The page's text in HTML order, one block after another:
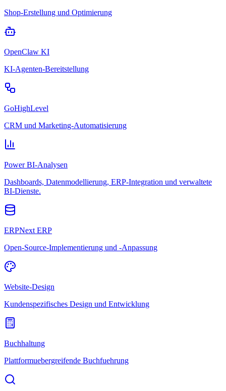
Shop-Erstellung und Optimierung
OpenClaw KI
KI-Agenten-Bereitstellung
GoHighLevel
CRM und Marketing-Automatisierung
Power BI-Analysen
Dashboards, Datenmodellierung, ERP-Integration und verwaltete
BI-Dienste.
ERPNext ERP
Open-Source-Implementierung und -Anpassung
Website-Design
Kundenspezifisches Design und Entwicklung
Buchhaltung
Plattformuebergreifende Buchfuehrung